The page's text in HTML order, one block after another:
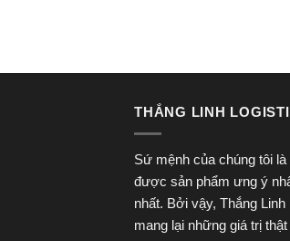
THẮNG LINH
Sứ mệnh của chúng tôi
được sản phẩm ưng ý
nhất. Bởi vậy, Thắng
mang lại những giá trị